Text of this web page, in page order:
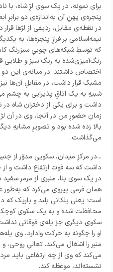
برای نمونه، در یک سوی لژِ شاه، با
پنجره‌ی پهنِ آن به‌اندازه‌ی دو برابرِ
در نقطه‌ی مقابل، ردیفی از لژها
نیمه‌اسلامی بر فرازِ پنجره‌ها، به
که توسطِ شبکه‌های چوبیِ سبزرنگ
رنگ‌آمیزی‌شده به رنگِ سبز و طلایی
اختصاص داشتند. در میانه‌ی این
مشبک قرار داشت، در مقابلِ آن‌ها
شبیهِ به یک اتاقِ پذیرایی به چشم
داشت و برای یکی از دخترانِ شاه در
زمانِ حضورِ من در آنجا، وی در آن
بالا زده شده بود و تصویرِ مشابهِ
می‌گذاشت.
...در مرکزِ میدان، سکویی مدوّر از
داشت که سه فوت ارتفاع داشت و از
در یک سوی بنا، منبری از مرمرِ سفید
همان فرمی پیروی می‌کرد که به‌طور
است؛ یعنی پلکانی بلند و باریک که
محافظت شده و به یک سکوی
سکوی دیگری جز پله‌ی فوقانی
او را چگونه به حرکت وادارد، وی
منبر را اشغال می‌کند. تعالیِ
می‌کند که وی از چه ارتفاعی باید
نشسته‌اند، موعظه کند.